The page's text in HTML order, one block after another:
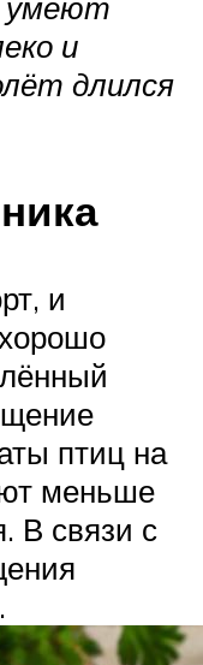
и
длился
и
птиц на
меньше
В связи с